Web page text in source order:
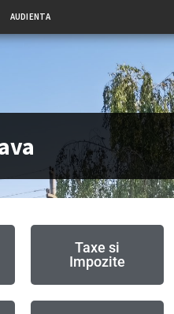
AUDIENTA
Taxe si
Impozite